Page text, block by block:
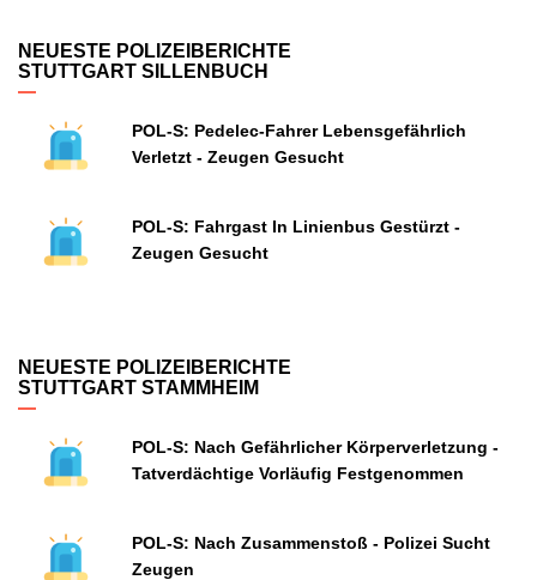
NEUESTE POLIZEIBERICHTE
STUTTGART SILLENBUCH
POL-S: Pedelec-Fahrer Lebensgefährlich
Verletzt - Zeugen Gesucht
POL-S: Fahrgast In Linienbus Gestürzt -
Zeugen Gesucht
NEUESTE POLIZEIBERICHTE
STUTTGART STAMMHEIM
POL-S: Nach Gefährlicher Körperverletzung -
Tatverdächtige Vorläufig Festgenommen
POL-S: Nach Zusammenstoß - Polizei Sucht
Zeugen